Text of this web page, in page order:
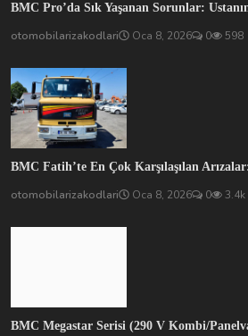
BMC Pro’da Sık Yaşanan Sorunlar:
otomobilarizakodlari Oca 8, 2026 0 598
BMC Fatih’te En Çok Karşılaşılan
otomobilarizakodlari Oca 8, 2026 0 3.4k
BMC Megastar Serisi (290 V Kombi/